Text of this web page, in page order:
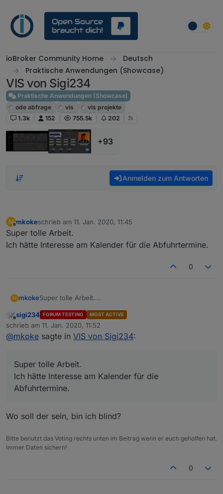
ioBroker Community Home
Deutsch
Praktische Anwendungen (Showcase)
VIS von Sigi234
Praktische Anwendungen (Showcase)
ode abfrage
vis
vis projekte
1.3k
152 755.5k 202
+93
Anmelden zum Antworten
M
Offline
mkokeschrieb am 11. Jan. 2020, 11:45
zuletzt editiert von
Super tolle Arbeit.
Ich hätte Interesse am Kalender für die Abfuhrtermine.
0
M mkokeSuper tolle Arbeit.
Online
sigi234 FORUM TESTING MOST ACTIVE
schrieb am 11. Jan. 2020, 11:52
zuletzt editiert von
@mkoke sagte in VIS von Sigi234:
Super tolle Arbeit.
Ich hätte Interesse am Kalender für die
Abfuhrtermine.
Wo soll der sein, bin ich blind?
Bitte benutzt das Voting rechts unten im Beitrag wenn er euch geholfen hat.
Immer Daten sichern!
0